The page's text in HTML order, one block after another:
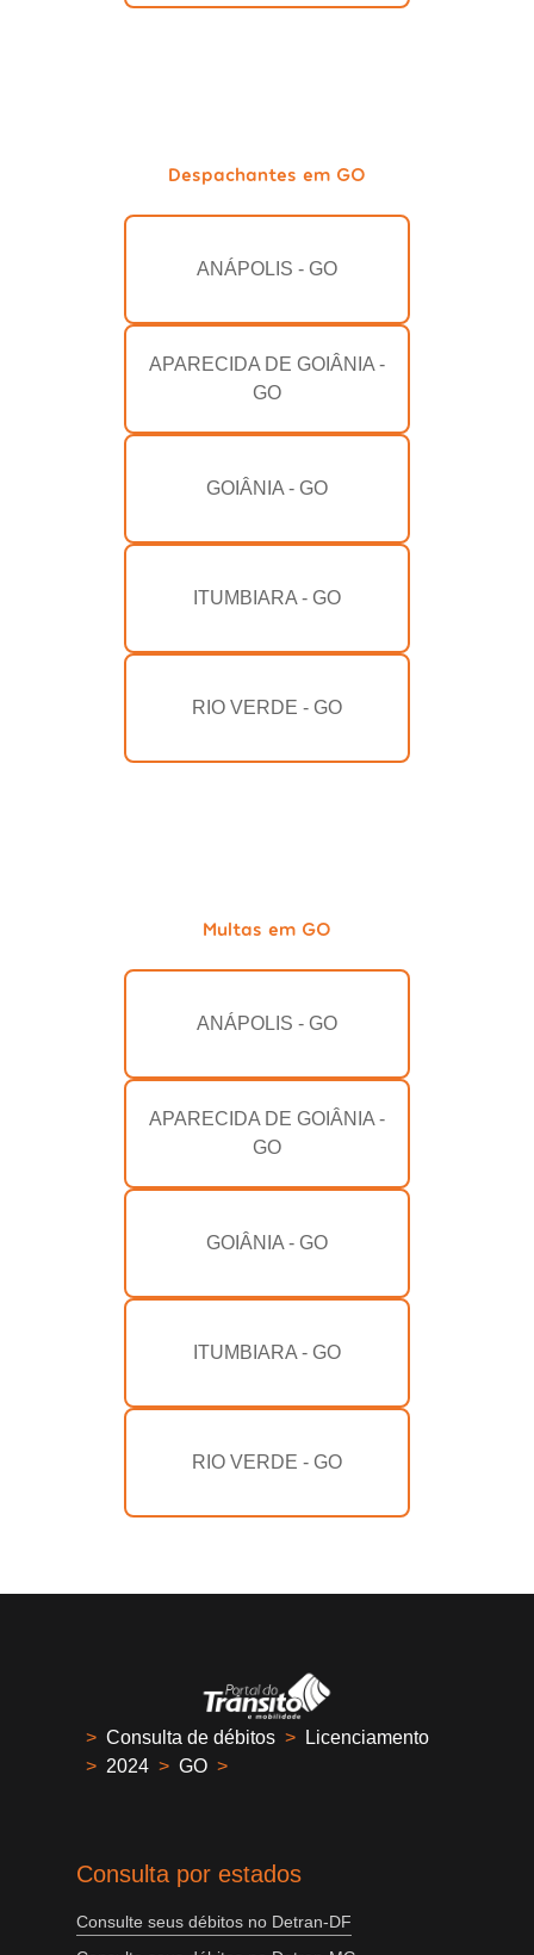
Despachantes em GO
ANÁPOLIS - GO
APARECIDA DE GOIÂNIA -
GO
GOIÂNIA - GO
ITUMBIARA - GO
RIO VERDE - GO
Multas em GO
ANÁPOLIS - GO
APARECIDA DE GOIÂNIA -
GO
GOIÂNIA - GO
ITUMBIARA - GO
RIO VERDE - GO
> Consulta de débitos >
Licenciamento
> 2024 > GO >
Consulta por estados
Consulte seus débitos no Detran-DF